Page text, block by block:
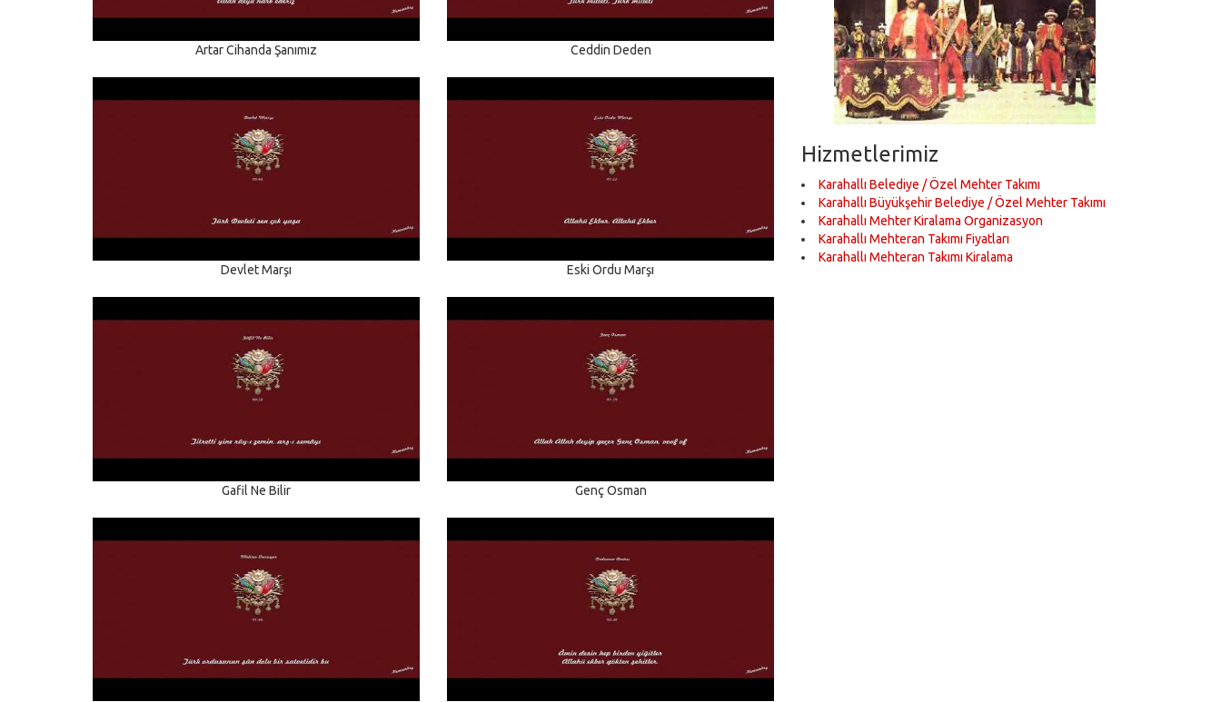
Artar Cihanda Şanımız Ceddin Deden
Devlet Marşı Eski Ordu Marşı
Gafil Ne Bilir Genç Osman
Hizmetlerimiz
Karahallı Belediye / Özel Mehter Takımı
Karahallı Büyükşehir Belediye / Özel Mehter Takımı
Karahallı Mehter Kiralama Organizasyon
Karahallı Mehteran Takımı Fiyatları
Karahallı Mehteran Takımı Kiralama